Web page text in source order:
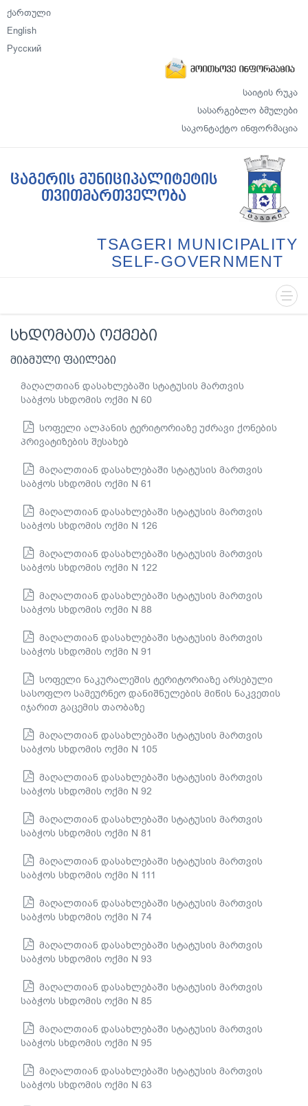
ქართული
English
Русский
საიტის რუკა
სასარგებლო ბმულები
საკონტაქტო ინფორმაცია
ცაგერის მუნიციპალიტეტის
თვითმართველობა
TSAGERI MUNICIPALITY
SELF-GOVERNMENT
სხდომათა ოქმები
მიბმული ფაილები
მაღალთიან დასახლებაში სტატუსის მართვის
საბჭოს სხდომის ოქმი N 60
სოფელი ალპანის ტერიტორიაზე უძრავი ქონების
პრივატიზების შესახებ
მაღალთიან დასახლებაში სტატუსის მართვის
საბჭოს სხდომის ოქმი N 61
მაღალთიან დასახლებაში სტატუსის მართვის
საბჭოს სხდომის ოქმი N 126
მაღალთიან დასახლებაში სტატუსის მართვის
საბჭოს სხდომის ოქმი N 122
მაღალთიან დასახლებაში სტატუსის მართვის
საბჭოს სხდომის ოქმი N 88
მაღალთიან დასახლებაში სტატუსის მართვის
საბჭოს სხდომის ოქმი N 91
სოფელი ნაკურალეშის ტერიტორიაზე არსებული
სასოფლო სამეურნეო დანიშნულების მიწის ნაკვეთის
იჯარით გაცემის თაობაზე
მაღალთიან დასახლებაში სტატუსის მართვის
საბჭოს სხდომის ოქმი N 105
მაღალთიან დასახლებაში სტატუსის მართვის
საბჭოს სხდომის ოქმი N 92
მაღალთიან დასახლებაში სტატუსის მართვის
საბჭოს სხდომის ოქმი N 81
მაღალთიან დასახლებაში სტატუსის მართვის
საბჭოს სხდომის ოქმი N 111
მაღალთიან დასახლებაში სტატუსის მართვის
საბჭოს სხდომის ოქმი N 74
მაღალთიან დასახლებაში სტატუსის მართვის
საბჭოს სხდომის ოქმი N 93
მაღალთიან დასახლებაში სტატუსის მართვის
საბჭოს სხდომის ოქმი N 85
მაღალთიან დასახლებაში სტატუსის მართვის
საბჭოს სხდომის ოქმი N 95
მაღალთიან დასახლებაში სტატუსის მართვის
საბჭოს სხდომის ოქმი N 63